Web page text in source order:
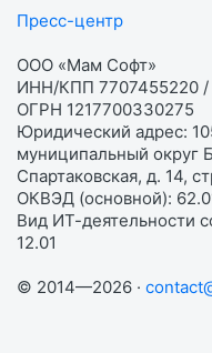
Пресс-центр
ООО «Мам Софт»
ИНН/КПП 7707455220 /
ОГРН 1217700330275
Юридический адрес:
муниципальный округ
Спартаковская, д. 14,
ОКВЭД (основной):
Вид ИТ-деятельности
12.01
© 2014—2026 ·